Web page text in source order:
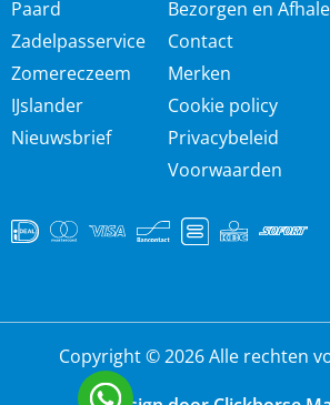
Paard
Zadelpasservice
Zomereczeem
IJslander
Nieuwsbrief
Bezorgen en
Contact
Merken
Cookie policy
Privacybeleid
Voorwaarden
Copyright © 2026 Alle rechten